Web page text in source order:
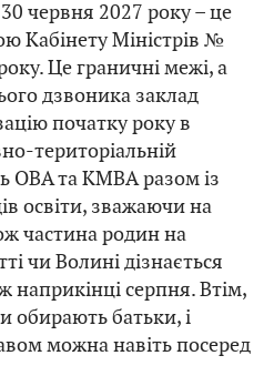
червня 2027 року – це
Кабінету Міністрів №
Це граничні межі, а
дзвоника заклад
початку року в
територіальній
ОВА та КМВА разом із
освіти, зважаючи на
частина родин на
чи Волині дізнається
наприкінці серпня. Втім,
обирають батьки, і
можна навіть посеред